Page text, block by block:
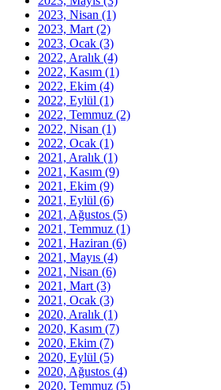
2023, Nisan (1)
2023, Mart (2)
2023, Ocak (3)
2022, Aralık (4)
2022, Kasım (1)
2022, Ekim (4)
2022, Eylül (1)
2022, Temmuz (2)
2022, Nisan (1)
2022, Ocak (1)
2021, Aralık (1)
2021, Kasım (9)
2021, Ekim (9)
2021, Eylül (6)
2021, Ağustos (5)
2021, Temmuz (1)
2021, Haziran (6)
2021, Mayıs (4)
2021, Nisan (6)
2021, Mart (3)
2021, Ocak (3)
2020, Aralık (1)
2020, Kasım (7)
2020, Ekim (7)
2020, Eylül (5)
2020, Ağustos (4)
2020, Temmuz (5)